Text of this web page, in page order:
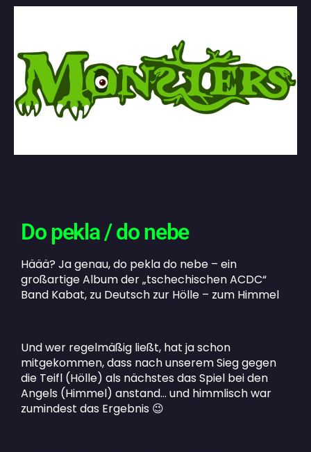
Do pekla / do nebe
Häää? Ja genau, do pekla do nebe – ein
großartige Album der „tschechischen ACDC“
Band Kabat, zu Deutsch zur Hölle – zum Himmel
Und wer regelmäßig ließt, hat ja schon
mitgekommen, dass nach unserem Sieg gegen
die Teifl (Hölle) als nächstes das Spiel bei den
Angels (Himmel) anstand… und himmlisch war
zumindest das Ergebnis 😉